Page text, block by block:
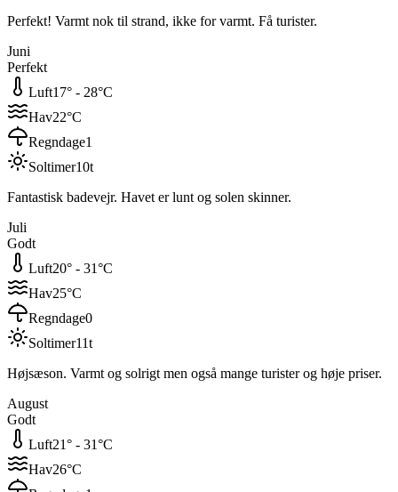
Perfekt! Varmt nok til strand, ikke for varmt. Få turister.
Juni
Perfekt
Luft17° - 28°C
Hav22°C
Regndage1
Soltimer10t
Fantastisk badevejr. Havet er lunt og solen skinner.
Juli
Godt
Luft20° - 31°C
Hav25°C
Regndage0
Soltimer11t
Højsæson. Varmt og solrigt men også mange turister og høje priser.
August
Godt
Luft21° - 31°C
Hav26°C